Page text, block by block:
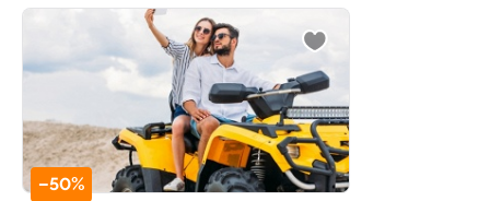
–50%